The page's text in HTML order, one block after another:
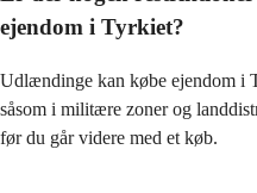
ejendom i Tyrkiet?
Udlændinge kan købe ejendom i
såsom i militære zoner og
før du går videre med et køb.